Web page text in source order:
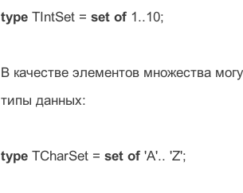
typeTIntSet = set of1..10;
В качестве элементов множества
типы данных:
typeTCharSet = set of'A'.. 'Z';